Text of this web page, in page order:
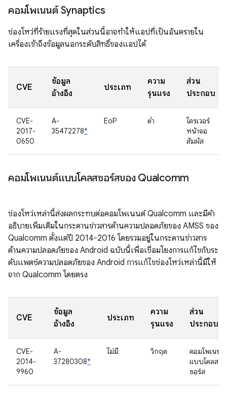
คอมโพเนนต์ Synaptics
ช่องโหว่ที่ร้ายแรงที่สุดในส่วนนี้อาจทำให้แอปที่เป็นอันตรายใน
เครื่องเข้าถึงข้อมูลนอกระดับสิทธิ์ของแอปได้
CVE
ข้อมูล
อ้างอิง
ประเภท
ความ
รุนแรง
ส่วน
ประกอบ
CVE-
2017-
0650
A-
35472278*
EoP ต่ำ
ไดรเวอร์
หน้าจอ
สัมผัส
คอมโพเนนต์แบบโคลสซอร์สของ Qualcomm
ช่องโหว่เหล่านี้ส่งผลกระทบต่อคอมโพเนนต์ Qualcomm และมีคำ
อธิบายเพิ่มเติมในกระดานข่าวสารด้านความปลอดภัยของ AMSS ของ
Qualcomm ตั้งแต่ปี 2014-2016 โดยรวมอยู่ในกระดานข่าวสาร
ด้านความปลอดภัยของ Android ฉบับนี้เพื่อเชื่อมโยงการแก้ไขกับระ
ดับแพตช์ความปลอดภัยของ Android การแก้ไขช่องโหว่เหล่านี้มีให้
จาก Qualcomm โดยตรง
CVE
ข้อมูล
อ้างอิง
ประเภท
ความ
รุนแรง
ส่วน
ประกอบ
CVE-
2014-
9960
A-
37280308*
ไม่มี วิกฤต
คอมโพเนนต์
แบบโคลส
ซอร์ส